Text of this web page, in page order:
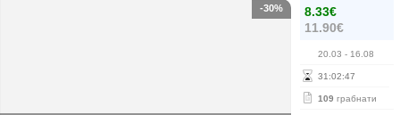
8.33€
11.90€
20.03 - 16.08
31 :02:46
109 грабнати
-30%